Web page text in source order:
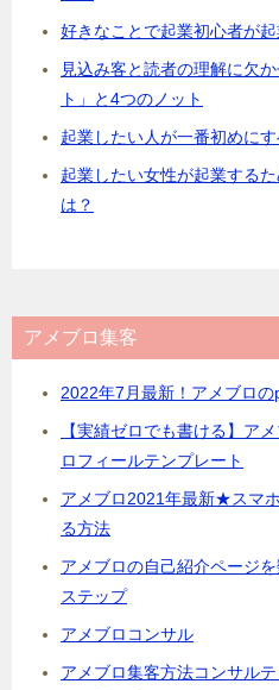
好きなことで起業初心者が
見込み客と読者の理解に欠
ト」と4つのノット
起業したい人が一番初めに
起業したい女性が起業する
は？
アメブロ集客
2022年7月最新！アメブロ
【実績ゼロでも書ける】ア
ロフィールテンプレート
アメブロ2021年最新★スマ
る方法
アメブロの自己紹介ページ
ステップ
アメブロコンサル
アメブロ集客方法コンサル